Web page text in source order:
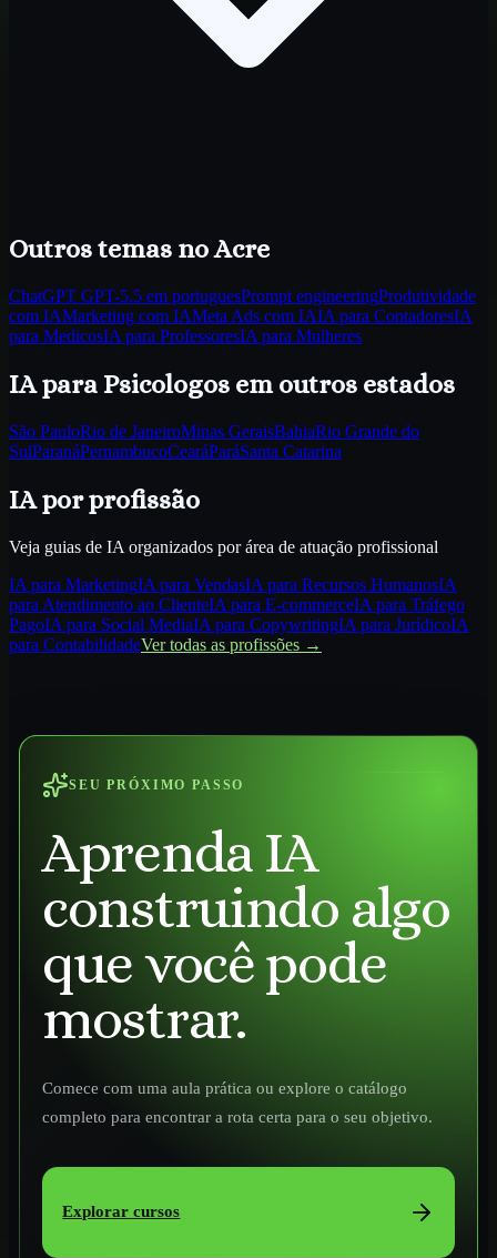
Outros temas no Acre
ChatGPT GPT-5.5 em portuguesPrompt engineeringProdutividade
com IAMarketing com IAMeta Ads com IAIA para ContadoresIA
para MedicosIA para ProfessoresIA para Mulheres
IA para Psicologos em outros estados
São PauloRio de JaneiroMinas GeraisBahiaRio Grande do
SulParanáPernambucoCearáParáSanta Catarina
IA por profissão
Veja guias de IA organizados por área de atuação profissional
IA para MarketingIA para VendasIA para Recursos HumanosIA
para Atendimento ao ClienteIA para E-commerceIA para Tráfego
PagoIA para Social MediaIA para CopywritingIA para JurídicoIA
para ContabilidadeVer todas as profissões →
SEU PRÓXIMO PASSO
Aprenda IA
construindo algo
que você pode
mostrar.
Comece com uma aula prática ou explore o catálogo
completo para encontrar a rota certa para o seu objetivo.
Explorar cursos